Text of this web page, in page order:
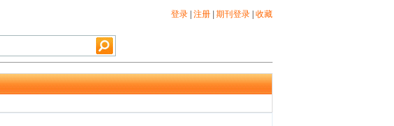
登录 注册 期刊登录 收藏